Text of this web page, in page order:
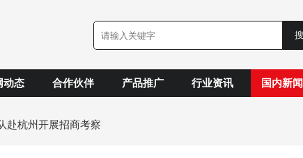
动态 合作伙伴 产品推广 行业资讯 国内新闻
赴杭州开展招商考察